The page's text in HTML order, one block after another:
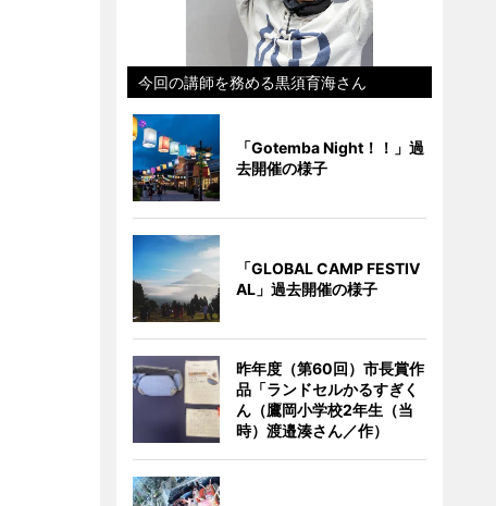
今回の講師を務める黒須育海さん
「Gotemba Night！！」過
去開催の様子
「GLOBAL CAMP FESTIV
AL」過去開催の様子
昨年度（第60回）市長賞作
品「ランドセルかるすぎく
ん（鷹岡小学校2年生（当
時）渡邉湊さん／作）